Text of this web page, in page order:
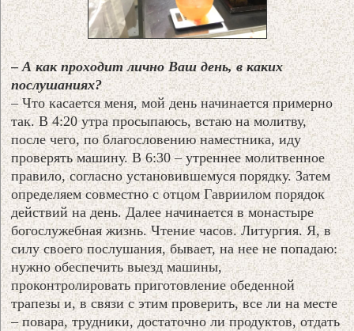
– А как проходит лично Ваш день, в каких
послушаниях?
– Что касается меня, мой день начинается примерно
так. В 4:20 утра просыпаюсь, встаю на молитву,
после чего, по благословению наместника, иду
проверять машину. В 6:30 – утреннее молитвенное
правило, согласно установившемуся порядку. Затем
определяем совместно с отцом Гавриилом порядок
действий на день. Далее начинается в монастыре
богослужебная жизнь. Чтение часов. Литургия. Я, в
силу своего послушания, бывает, на нее не попадаю:
нужно обеспечить выезд машины,
проконтролировать приготовление обеденной
трапезы и, в связи с этим проверить, все ли на месте
– повара, трудники, достаточно ли продуктов, отдать